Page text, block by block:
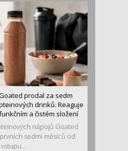
prodal za sedm
drinků. Reaguje
a čistém složení
nápojů Goated
sedmi měsíců od
vstupu...